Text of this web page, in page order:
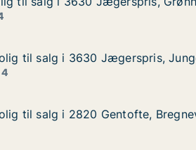
Grønhøj
3630 Jægerspris, Grønhøj
Jungehøj
i 3630 Jægerspris, Jungehøj
til salg i 3630 Jægerspris,
til salg i 3630 Jægerspris,
2820 Gentofte, Bregnevej
til salg i 2820 Gentofte,
til salg i 2820 Gentofte,